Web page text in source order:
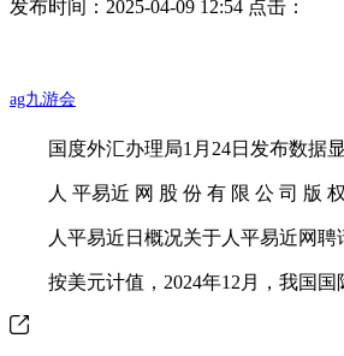
发布时间：2025-04-09 12:54 点击：
ag九游会
国度外汇办理局1月24日发布数据显
人 平易近 网 股 份 有 限 公 司 版 权
人平易近日概况关于人平易近网聘
按美元计值，2024年12月，我国国